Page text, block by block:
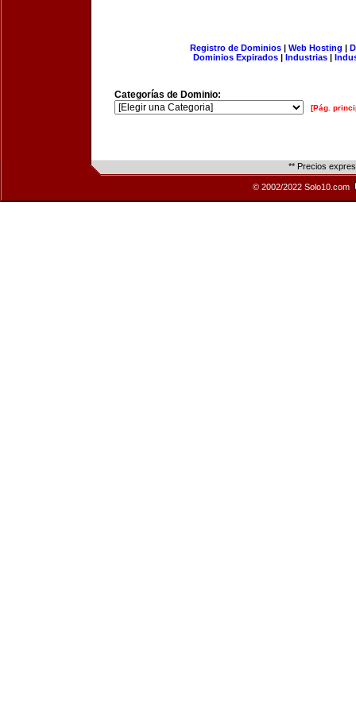
Registro de Dominios| Web Hosting |
Dominios Expirados | Industrias |
Categorías de Dominio:
[Pág.
** Precios
© 2002/2022 Solo10.com